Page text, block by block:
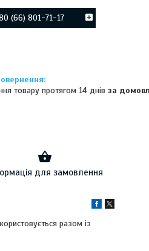
(66) 801-71-17
товару протягом 14 днівза
для замовлення
разом із